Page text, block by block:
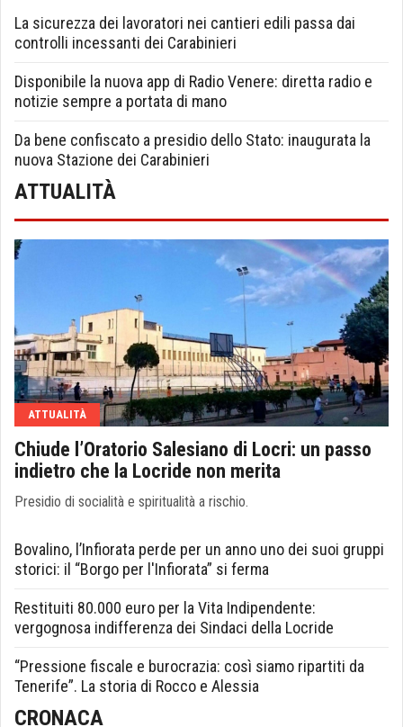
La sicurezza dei lavoratori nei cantieri edili passa dai
controlli incessanti dei Carabinieri
Disponibile la nuova app di Radio Venere: diretta radio e
notizie sempre a portata di mano
Da bene confiscato a presidio dello Stato: inaugurata la
nuova Stazione dei Carabinieri
ATTUALITÀ
ATTUALITÀ
Chiude l’Oratorio Salesiano di Locri: un passo
indietro che la Locride non merita
Presidio di socialità e spiritualità a rischio.
Bovalino, l’Infiorata perde per un anno uno dei suoi gruppi
storici: il “Borgo per l'Infiorata” si ferma
Restituiti 80.000 euro per la Vita Indipendente:
vergognosa indifferenza dei Sindaci della Locride
“Pressione fiscale e burocrazia: così siamo ripartiti da
Tenerife”. La storia di Rocco e Alessia
CRONACA